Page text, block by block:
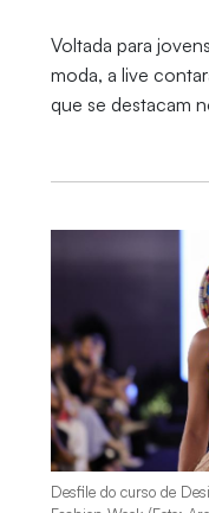
Voltada para
moda, a live
que se destacam
Desfile do curso de